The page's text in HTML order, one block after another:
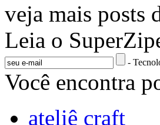
veja mais posts
Leia o
-
Você encontra
ateliê craft